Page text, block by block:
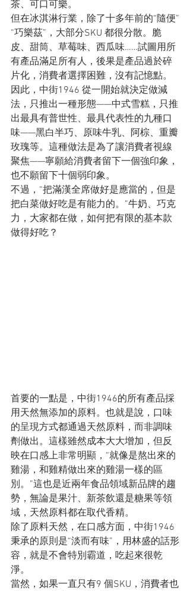
茶、可口可樂。
但在冰淇淋行業，除了十多年前的“隨便”
“巧樂茲”，大部分SKU 都很分散。脆
皮、甜筒、草莓味、西瓜味……試圖用所
有產品滿足所有人，後果是產品過於碎
片化，消費者選擇困難，沒有記憶點。
因此，中街1946 從一開始就決定做減
法，只推出一種形態——中式雪糕，只推
出最具有普世性、最具代表性的九種口
味——黑白半巧、原味牛乳、阿棕、重瓣
玫瑰等。這種做法是為了讓消費者視線
聚焦——寧願給消費者留下一個強印象，
也不願留下十個弱印象。
不過，“把滿漢全席做好是應當的，但是
把白菜做好吃是有能力的。”牛奶、巧克
力，大家都在做，如何把有限的基本款
做得好吃？
首要的一點是，中街1946的所有產品採
用天然無添加的原料。也就是說，口味
的呈現方式都通過天然原料，而非調味
劑做出。這樣雖然成本大大增加，但反
映在口感上非常明顯，“就像是熬出來的
雞湯，和雞精做出來的雞湯一樣的區
別。”這也是近兩年食品領域新品牌的趨
勢，無論是果汁、新茶飲還是糖果等領
域，天然原料都在取代香精。
除了原料天然，在口感方面，中街1946
秉承的原則是“淡而有味”，用林盛的話形
容，就是不會特別霸道，吃起來很乾
淨。
當然，如果一直只有9 個SKU，消費者也